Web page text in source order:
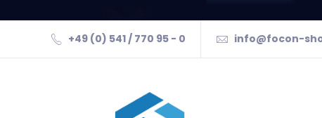
+49 (0) 541 / 770 95 - 0 info@focon-